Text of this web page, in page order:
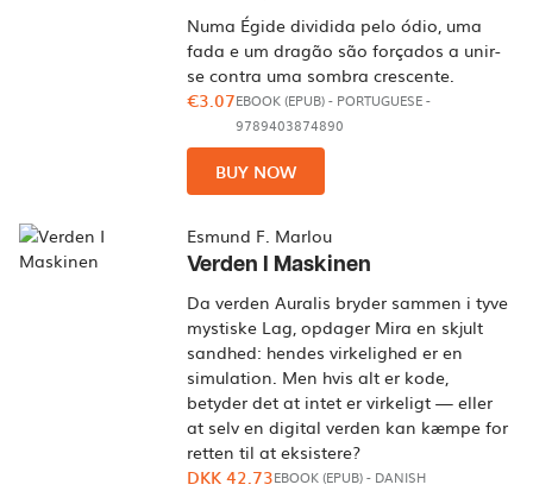
Numa Égide dividida pelo ódio, uma
fada e um dragão são forçados a unir-
se contra uma sombra crescente.
€3.07EBOOK (EPUB)- PORTUGUESE-
9789403874890
BUY NOW
Esmund F. Marlou
Verden I Maskinen
Da verden Auralis bryder sammen i tyve
mystiske Lag, opdager Mira en skjult
sandhed: hendes virkelighed er en
simulation. Men hvis alt er kode,
betyder det at intet er virkeligt — eller
at selv en digital verden kan kæmpe for
retten til at eksistere?
DKK 42.73EBOOK (EPUB)- DANISH